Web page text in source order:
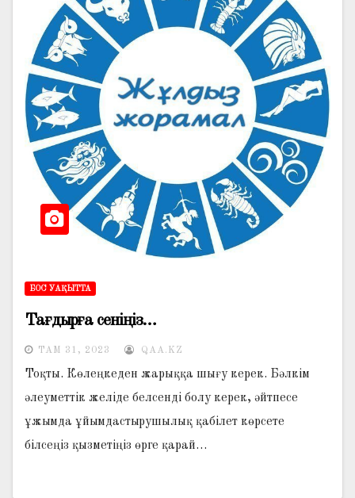
БОС УАҚЫТТА
Тағдырға сеніңіз…
ТАМ 31, 2023 QAA.KZ
Тоқты. Көлеңкеден жарыққа шығу керек. Бәлкім
әлеуметтік желіде белсенді болу керек, әйтпесе
ұжымда ұйымдастырушылық қабілет көрсете
білсеңіз қызметіңіз өрге қарай…